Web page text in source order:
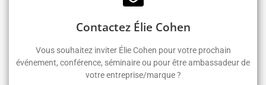
Contactez Élie Cohen
Vous souhaitez inviter Élie Cohen pour votre prochain
événement, conférence, séminaire ou pour être ambassadeur de
votre entreprise/marque ?